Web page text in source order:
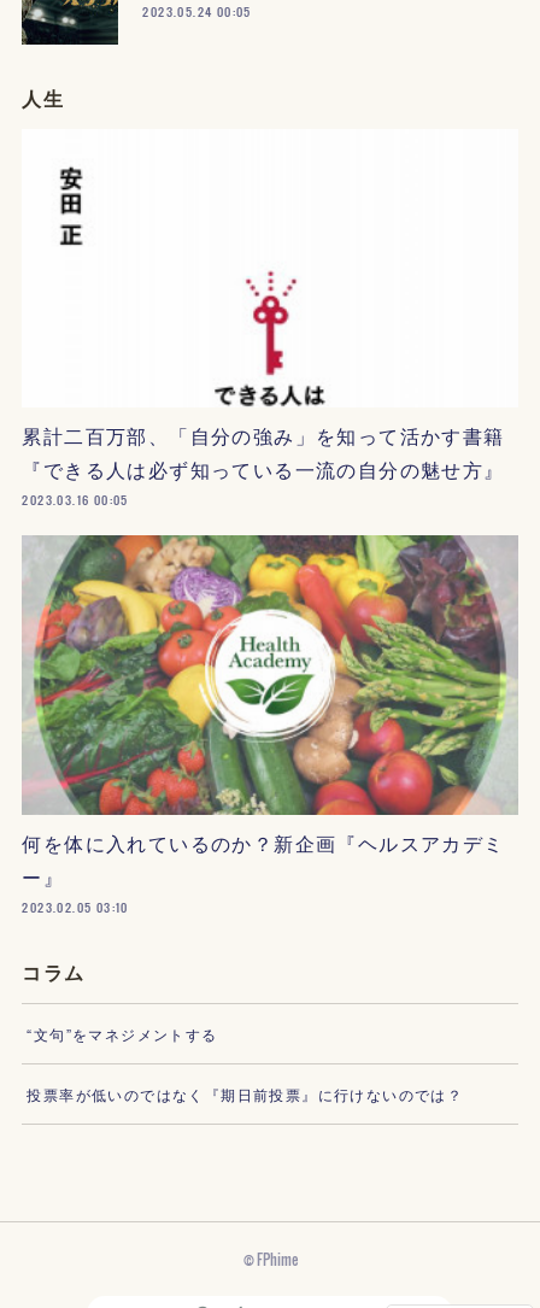
2023.05.24 00:05
人生
累計二百万部、「自分の強み」を知って活かす書籍
『できる人は必ず知っている一流の自分の魅せ方』
2023.03.16 00:05
何を体に入れているのか？新企画『ヘルスアカデミ
ー』
2023.02.05 03:10
コラム
“文句”をマネジメントする
投票率が低いのではなく『期日前投票』に行けないのでは？
© FPhime